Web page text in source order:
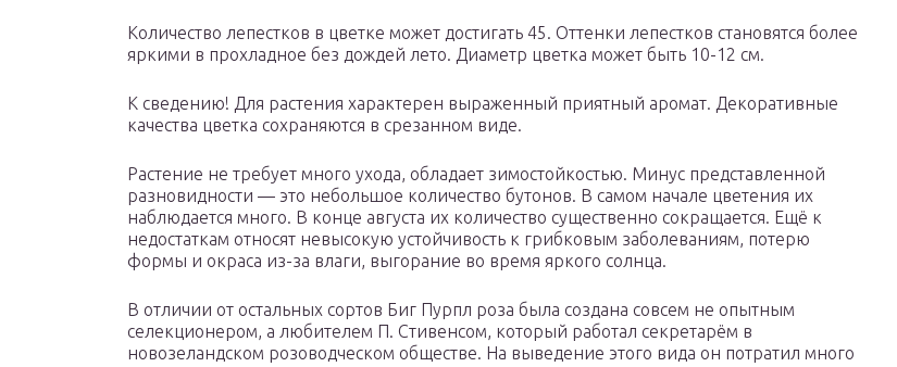
Количество лепестков в цветке может достигать 45. Оттенки лепестков становятся более
яркими в прохладное без дождей лето. Диаметр цветка может быть 10-12 см.
К сведению! Для растения характерен выраженный приятный аромат. Декоративные
качества цветка сохраняются в срезанном виде.
Растение не требует много ухода, обладает зимостойкостью. Минус представленной
разновидности — это небольшое количество бутонов. В самом начале цветения их
наблюдается много. В конце августа их количество существенно сокращается. Ещё к
недостаткам относят невысокую устойчивость к грибковым заболеваниям, потерю
формы и окраса из-за влаги, выгорание во время яркого солнца.
В отличии от остальных сортов Биг Пурпл роза была создана совсем не опытным
селекционером, а любителем П. Стивенсом, который работал секретарём в
новозеландском розоводческом обществе. На выведение этого вида он потратил много